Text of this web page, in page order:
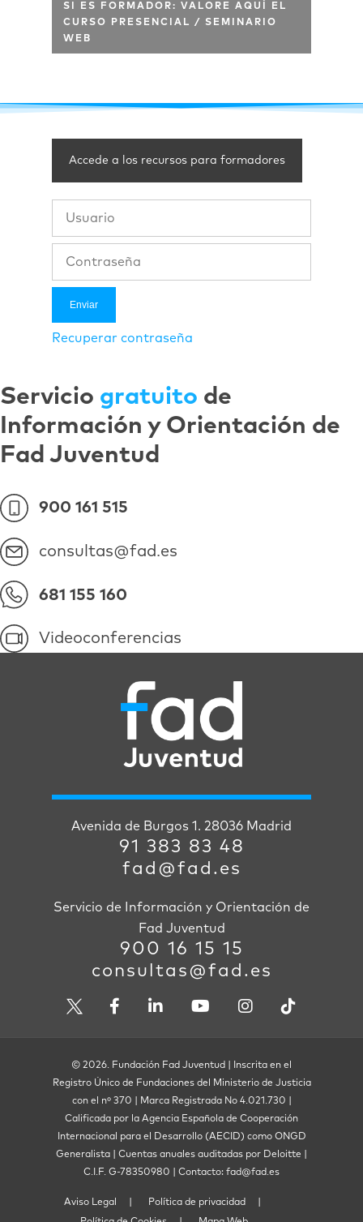
SI ES FORMADOR: VALORE AQUÍ EL
CURSO PRESENCIAL / SEMINARIO
WEB
Accede a los recursos para formadores
Recuperar contraseña
Servicio gratuito de
Información y Orientación de
Fad Juventud
900 161 515
consultas@fad.es
681 155 160
Videoconferencias
Avenida de Burgos 1. 28036 Madrid
91 383 83 48
fad@fad.es
Servicio de Información y Orientación de
Fad Juventud
900 16 15 15
consultas@fad.es
© 2026. Fundación Fad Juventud | Inscrita en el
Registro Único de Fundaciones del Ministerio de Justicia
con el nº 370 | Marca Registrada No 4.021.730 |
Calificada por la Agencia Española de Cooperación
Internacional para el Desarrollo (AECID) como ONGD
Generalista | Cuentas anuales auditadas por Deloitte |
C.I.F. G-78350980 | Contacto: fad@fad.es
Aviso Legal
Política de privacidad